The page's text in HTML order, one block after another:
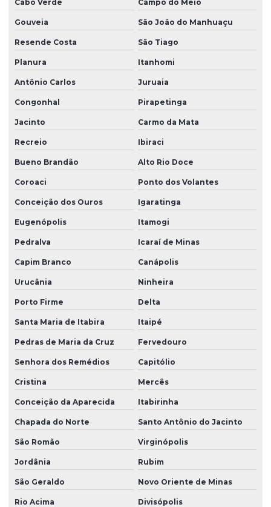
Cabo Verde Campo do Meio
Gouveia São João do Manhuaçu
Resende Costa São Tiago
Planura Itanhomi
Antônio Carlos Juruaia
Congonhal Pirapetinga
Jacinto Carmo da Mata
Recreio Ibiraci
Bueno Brandão Alto Rio Doce
Coroaci Ponto dos Volantes
Conceição dos Ouros Igaratinga
Eugenópolis Itamogi
Pedralva Icaraí de Minas
Capim Branco Canápolis
Urucânia Ninheira
Porto Firme Delta
Santa Maria de Itabira Itaipé
Pedras de Maria da Cruz Fervedouro
Senhora dos Remédios Capitólio
Cristina Mercês
Conceição da Aparecida Itabirinha
Chapada do Norte Santo Antônio do Jacinto
São Romão Virginópolis
Jordânia Rubim
São Geraldo Novo Oriente de Minas
Rio Acima Divisópolis